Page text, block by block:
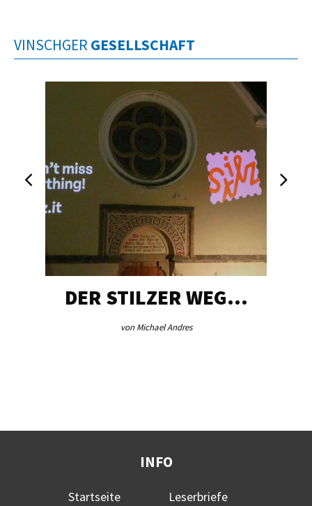
VINSCHGER GESELLSCHAFT
DER STILZER WEG…
von Michael Andres
INFO
Startseite
Leserbriefe